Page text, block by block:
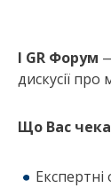
І GR Форум
дискусії
Що Вас